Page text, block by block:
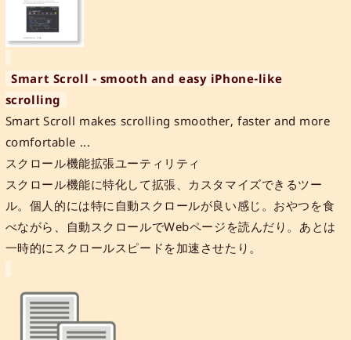
Smart Scroll - smooth and easy iPhone-like
scrolling
Smart Scroll makes scrolling smoother, faster and more
comfortable ...
スクロール機能拡張ユーティリティ
スクロール機能に特化して拡張、カスタマイズできるツー
ル。個人的には特に自動スクロールが良い感じ。おやつを食
べながら、自動スクロールでWebページを読んだり。あとは
一時的にスクロールスピードを加速させたり。